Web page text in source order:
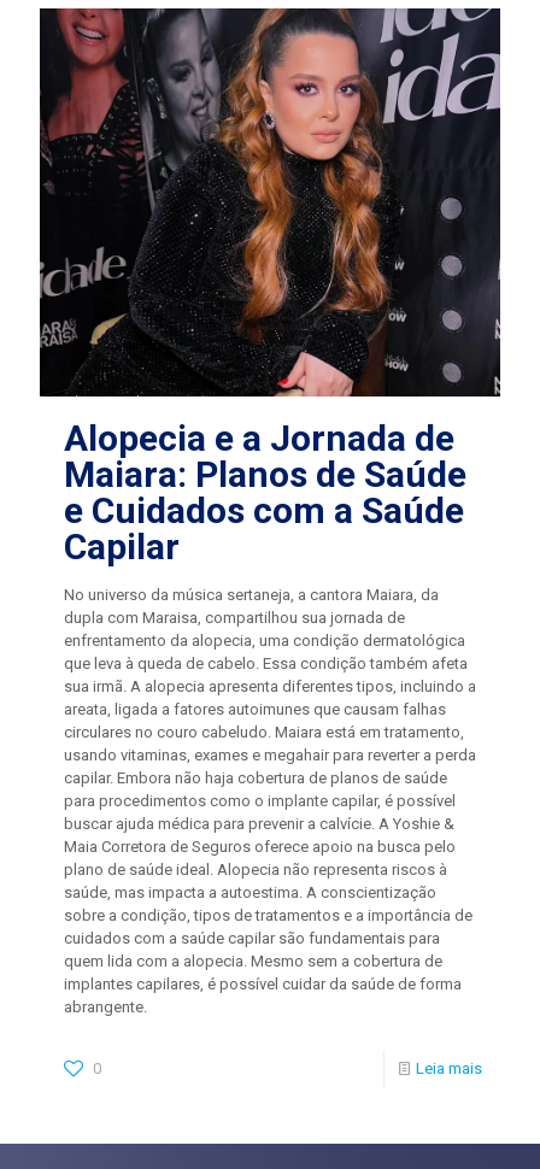
Alopecia e a Jornada de
Maiara: Planos de Saúde
e Cuidados com a Saúde
Capilar
No universo da música sertaneja, a cantora Maiara, da
dupla com Maraisa, compartilhou sua jornada de
enfrentamento da alopecia, uma condição dermatológica
que leva à queda de cabelo. Essa condição também afeta
sua irmã. A alopecia apresenta diferentes tipos, incluindo a
areata, ligada a fatores autoimunes que causam falhas
circulares no couro cabeludo. Maiara está em tratamento,
usando vitaminas, exames e megahair para reverter a perda
capilar. Embora não haja cobertura de planos de saúde
para procedimentos como o implante capilar, é possível
buscar ajuda médica para prevenir a calvície. A Yoshie &
Maia Corretora de Seguros oferece apoio na busca pelo
plano de saúde ideal. Alopecia não representa riscos à
saúde, mas impacta a autoestima. A conscientização
sobre a condição, tipos de tratamentos e a importância de
cuidados com a saúde capilar são fundamentais para
quem lida com a alopecia. Mesmo sem a cobertura de
implantes capilares, é possível cuidar da saúde de forma
abrangente.
0 Leia mais